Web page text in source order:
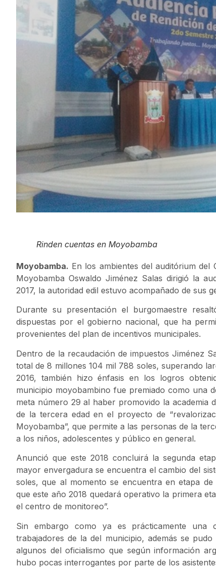
Rinden cuentas en Moyobamba
Moyobamba. En los ambientes del auditórium del
Moyobamba Oswaldo Jiménez Salas dirigió la
2017, la autoridad edil estuvo acompañado de sus
Durante su presentación el burgomaestre
dispuestas por el gobierno nacional, que ha
provenientes del plan de incentivos municipales.
Dentro de la recaudación de impuestos Jiménez
total de 8 millones 104 mil 788 soles, superando
2016, también hizo énfasis en los logros
municipio moyobambino fue premiado como una
meta número 29 al haber promovido la academia
de la tercera edad en el proyecto de
Moyobamba”, que permite a las personas de la
a los niños, adolescentes y público en general.
Anunció que este 2018 concluirá la segunda
mayor envergadura se encuentra el cambio del
soles, que al momento se encuentra en etapa
que este año 2018 quedará operativo la primera
el centro de monitoreo”.
Sin embargo como ya es prácticamente una
trabajadores de la del municipio, además se
algunos del oficialismo que según información
hubo pocas interrogantes por parte de los